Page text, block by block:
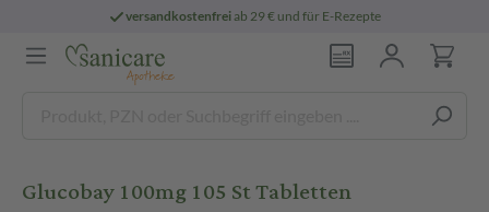
versandkostenfreiab 29 € und für E-Rezepte
Glucobay 100mg 105 St Tabletten